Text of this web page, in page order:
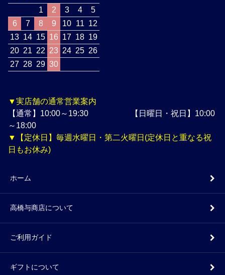
1
2 3 4
5
6
7 8 9 10 11 12
13 14 15 16 17 18 19
20 21 22 23 24 25 26
27 28 29 30
▼実店舗の通常営業案内
【通常】10:00～19:30 【日曜日・祝日】10:00
～18:00
▼【定休日】毎週水曜日・第二火曜日(定休日と重なる祝
日もお休み)
ホーム
高橋与商店について
ご利用ガイド
ギフトについて